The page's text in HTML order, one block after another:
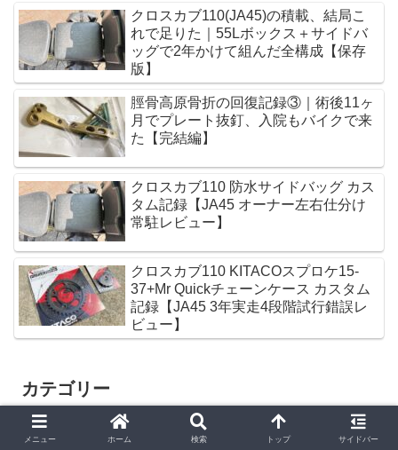
クロスカブ110(JA45)の積載、結局こ
れで足りた｜55Lボックス＋サイドバ
ッグで2年かけて組んだ全構成【保存
版】
脛骨高原骨折の回復記録③｜術後11ヶ
月でプレート抜釘、入院もバイクで来
た【完結編】
クロスカブ110 防水サイドバッグ カス
タム記録【JA45 オーナー左右仕分け
常駐レビュー】
クロスカブ110 KITACOスプロケ15-
37+Mr Quickチェーンケース カスタム
記録【JA45 3年実走4段階試行錯誤レ
ビュー】
カテゴリー
CRF250L 80
メニュー ホーム 検索 トップ サイドバー